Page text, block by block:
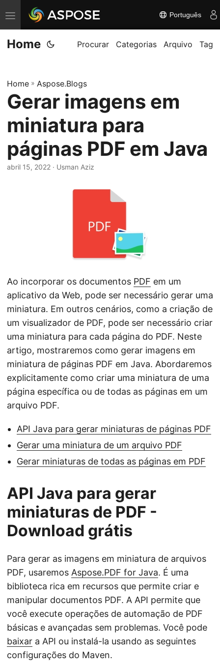
A
l
t
n
a
n
v
e
Português
Home Procurar Categorias Arquivo Tag
Home » Aspose.Blogs
Gerar imagens em
miniatura para
páginas PDF em Java
abril 15, 2022 · Usman Aziz
Ao incorporar os documentos PDF em um
aplicativo da Web, pode ser necessário gerar uma
miniatura. Em outros cenários, como a criação de
um visualizador de PDF, pode ser necessário criar
uma miniatura para cada página do PDF. Neste
artigo, mostraremos como gerar imagens em
miniatura de páginas PDF em Java. Abordaremos
explicitamente como criar uma miniatura de uma
página específica ou de todas as páginas em um
arquivo PDF.
API Java para gerar miniaturas de páginas PDF
Gerar uma miniatura de um arquivo PDF
Gerar miniaturas de todas as páginas em PDF
API Java para gerar
miniaturas de PDF -
Download grátis
Para gerar as imagens em miniatura de arquivos
PDF, usaremos Aspose.PDF for Java. É uma
biblioteca rica em recursos que permite criar e
manipular documentos PDF. A API permite que
você execute operações de automação de PDF
básicas e avançadas sem problemas. Você pode
baixar a API ou instalá-la usando as seguintes
configurações do Maven.